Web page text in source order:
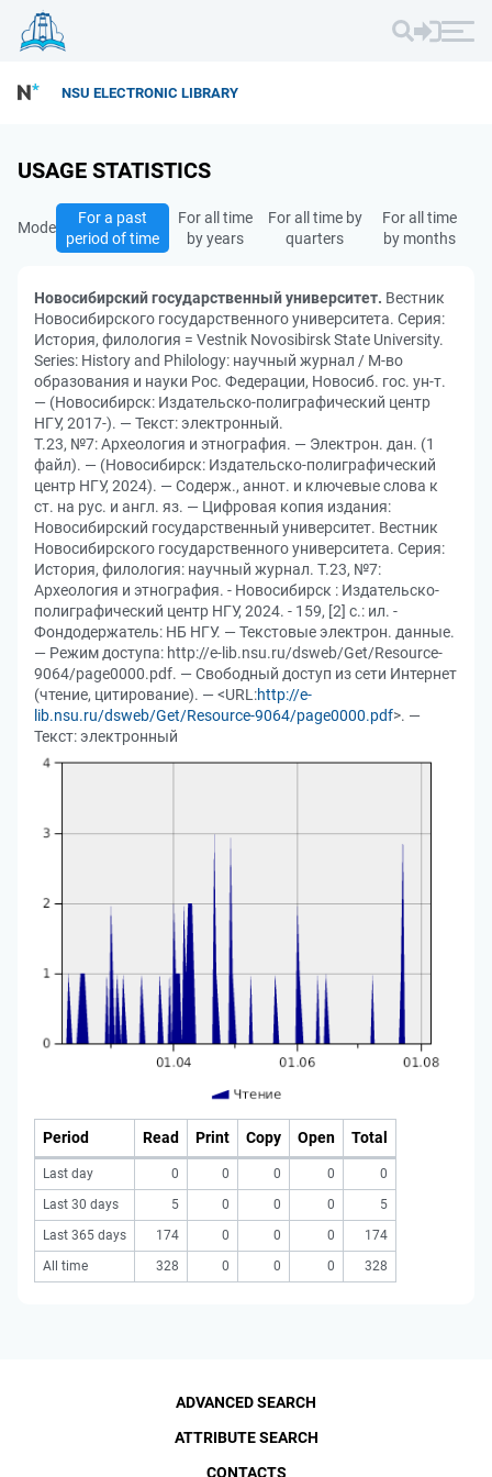
NSU ELECTRONIC LIBRARY
USAGE STATISTICS
Mode
For a past
period of time
For all time
by years
For all time by
quarters
For all time
by months
Новосибирский государственный университет. Вестник
Новосибирского государственного университета. Серия:
История, филология = Vestnik Novosibirsk State University.
Series: History and Philology: научный журнал / М-во
образования и науки Рос. Федерации, Новосиб. гос. ун-т.
— (Новосибирск: Издательско-полиграфический центр
НГУ, 2017-). — Текст: электронный.
Т.23, №7: Археология и этнография. — Электрон. дан. (1
файл). — (Новосибирск: Издательско-полиграфический
центр НГУ, 2024). — Содерж., аннот. и ключевые слова к
ст. на рус. и англ. яз. — Цифровая копия издания:
Новосибирский государственный университет. Вестник
Новосибирского государственного университета. Серия:
История, филология: научный журнал. Т.23, №7:
Археология и этнография. - Новосибирск : Издательско-
полиграфический центр НГУ, 2024. - 159, [2] с.: ил. -
Фондодержатель: НБ НГУ. — Текстовые электрон. данные.
— Режим доступа: http://e-lib.nsu.ru/dsweb/Get/Resource-
9064/page0000.pdf. — Свободный доступ из сети Интернет
(чтение, цитирование). — <URL:http://e-
lib.nsu.ru/dsweb/Get/Resource-9064/page0000.pdf>. —
Текст: электронный
Period Read Print Copy Open Total
Last day 0 0 0 0
0
Last 30 days
5 0 0 0
5
Last 365 days
174 0 0 0
174
All time
328 0 0 0 328
ADVANCED SEARCH
ATTRIBUTE SEARCH
CONTACTS